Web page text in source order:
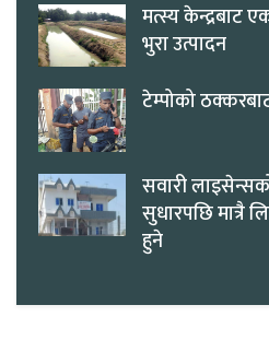
मत्स्य केन्द्रबाट
भुरा उत्पादन
टेम्पोको
सवारी
सुधारपछि मात्रै
हुने